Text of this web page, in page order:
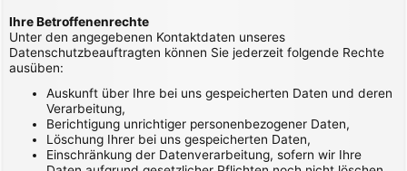
Ihre Betroffenenrechte
Unter den angegebenen Kontaktdaten unseres
Datenschutzbeauftragten können Sie jederzeit folgende Rechte
ausüben:
Auskunft über Ihre bei uns gespeicherten Daten und deren
Verarbeitung,
Berichtigung unrichtiger personenbezogener Daten,
Löschung Ihrer bei uns gespeicherten Daten,
Einschränkung der Datenverarbeitung, sofern wir Ihre